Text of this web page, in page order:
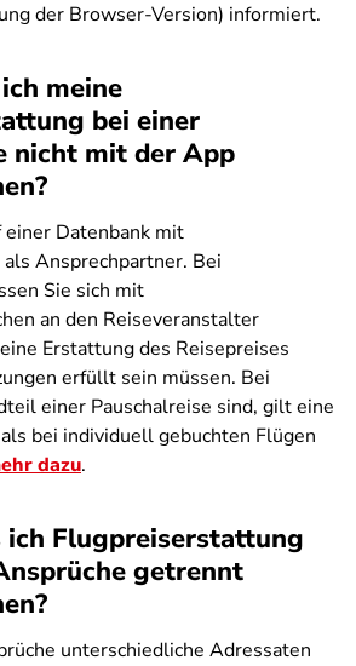
der Browser-Version) informiert.
meine
bei einer
nicht mit der App
Datenbank mit
Ansprechpartner. Bei
Sie sich mit
an den Reiseveranstalter
Erstattung des Reisepreises
erfüllt sein müssen. Bei
einer Pauschalreise sind, gilt eine
bei individuell gebuchten Flügen
dazu.
ich Flugpreiserstattung
getrennt
unterschiedliche Adressaten